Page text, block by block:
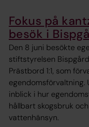
Fokus på
besök i
Den 8 juni besökte
stiftstyrelsen
Prästbord 1:1, som
egendomsförvaltning.
inblick i hur
hållbart skogsbruk
vattenhänsyn.